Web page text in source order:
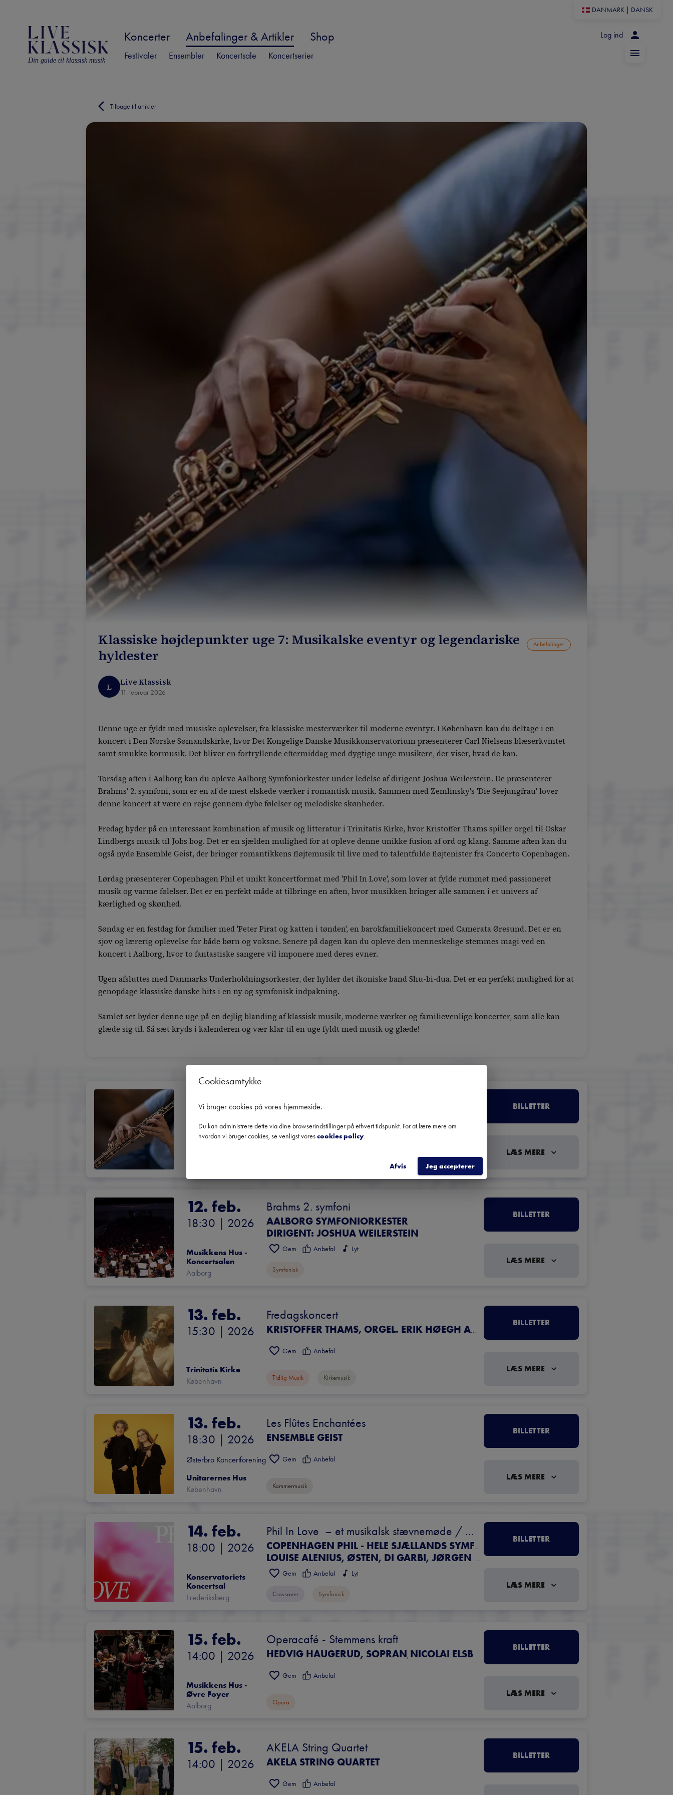
DANMARK DANSK
Din guide til klassisk musik
Koncerter Anbefalinger & Artikler Shop
Festivaler Ensembler Koncertsale Koncertserier
Log ind
Tilbage til artikler
Klassiske højdepunkter uge 7: Musikalske eventyr og legendariske
hyldester
Anbefalinger
L Live Klassisk
11. februar 2026
Denne uge er fyldt med musiske oplevelser, fra klassiske mesterværker til moderne eventyr. I København kan du deltage i en
koncert i Den Norske Sømandskirke, hvor Det Kongelige Danske Musikkonservatorium præsenterer Carl Nielsens blæserkvintet
samt smukke kormusik. Det bliver en fortryllende eftermiddag med dygtige unge musikere, der viser, hvad de kan.
Torsdag aften i Aalborg kan du opleve Aalborg Symfoniorkester under ledelse af dirigent Joshua Weilerstein. De præsenterer
Brahms' 2. symfoni, som er en af de mest elskede værker i romantisk musik. Sammen med Zemlinsky's 'Die Seejungfrau' lover
denne koncert at være en rejse gennem dybe følelser og melodiske skønheder.
Fredag byder på en interessant kombination af musik og litteratur i Trinitatis Kirke, hvor Kristoffer Thams spiller orgel til Oskar
Lindbergs musik til Jobs bog. Det er en sjælden mulighed for at opleve denne unikke fusion af ord og klang. Samme aften kan du
også nyde Ensemble Geist, der bringer romantikkens fløjtemusik til live med to talentfulde fløjtenister fra Concerto Copenhagen.
Lørdag præsenterer Copenhagen Phil et unikt koncertformat med 'Phil In Love', som lover at fylde rummet med passioneret
musik og varme følelser. Det er en perfekt måde at tilbringe en aften, hvor musikken bringer alle sammen i et univers af
kærlighed og skønhed.
Søndag er en festdag for familier med 'Peter Pirat og katten i tønden', en barokfamiliekoncert med Camerata Øresund. Det er en
sjov og lærerig oplevelse for både børn og voksne. Senere på dagen kan du opleve den menneskelige stemmes magi ved en
koncert i Aalborg, hvor to fantastiske sangere vil imponere med deres evner.
Ugen afsluttes med Danmarks Underholdningsorkester, der hylder det ikoniske band Shu-bi-dua. Det er en perfekt mulighed for at
genopdage klassiske danske hits i en ny og symfonisk indpakning.
Samlet set byder denne uge på en dejlig blanding af klassisk musik, moderne værker og familievenlige koncerter, som alle kan
glæde sig til. Så sæt kryds i kalenderen og vær klar til en uge fyldt med musik og glæde!
11. feb.
|
Onsdagskoncerter
Gem Anbefal
Vokal
BILLETTER
LÆS MERE
12. feb.
18:30 | 2026
Musikkens Hus -
Koncertsalen
Aalborg
Brahms 2. symfoni
AALBORG SYMFONIORKESTER
DIRIGENT: JOSHUA WEILERSTEIN
Gem Anbefal Lyt
Symfonisk
BILLETTER
LÆS MERE
13. feb.
15:30 | 2026
Trinitatis Kirke
København
Fredagskoncert
KRISTOFFER THAMS, ORGEL. ERIK HØEGH ANDERSEN, OPLÆSNING.
Gem Anbefal
Tidlig Musik Kirkemusik
BILLETTER
LÆS MERE
13. feb.
18:30 | 2026
Østerbro Koncertforening
Unitarernes Hus
København
Les Flûtes Enchantées
ENSEMBLE GEIST
Gem Anbefal
Kammermusik
BILLETTER
LÆS MERE
14. feb.
18:00 | 2026
Konservatoriets
Koncertsal
Frederiksberg
Phil In Love  – et musikalsk stævnemøde /
VENTELISTE
COPENHAGEN PHIL - HELE SJÆLLANDS SYMFONIORKESTER
LOUISE ALENIUS, ØSTEN, DI GARBI, JØRGEN DE MYLIUS.
Gem
Anbefal Lyt
Crossover Symfonisk
BILLETTER
LÆS MERE
15. feb.
14:00 | 2026
Musikkens Hus -
Øvre Foyer
Aalborg
Operacafé - Stemmens kraft
HEDVIG HAUGERUD, SOPRAN, NICOLAI ELSBERG, BAS MATS KNUTSSON, KLAVER
Gem Anbefal
Opera
BILLETTER
LÆS MERE
15. feb.
14:00 | 2026
AKELA String Quartet
AKELA STRING QUARTET
Gem Anbefal
BILLETTER
Cookiesamtykke
Vi bruger cookies på vores hjemmeside.
Du kan administrere dette via dine browserindstillinger på ethvert tidspunkt. For at lære mere om
hvordan vi bruger cookies, se venligst vorescookies policy.
Afvis Jeg accepterer